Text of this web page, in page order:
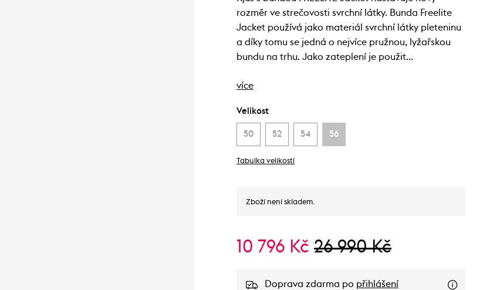
rozměr ve strečovosti svrchní látky. Bunda Freelite
Jacket používá jako materiál svrchní látky pleteninu
a díky tomu se jedná o nejvíce pružnou, lyžařskou
bundu na trhu. Jako zateplení je použit…
více
Velikost
50 52 54 56
Tabulka velikostí
Zboží není skladem.
10 796 Kč 26 990 Kč
Doprava zdarma po přihlášení